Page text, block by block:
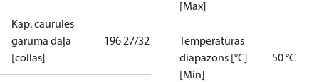
Kap. caurules
garuma daļa
[collas]
196 27/32 in
[Max]
Temperatūras
diapazons [°C]
[Min]
50 °C